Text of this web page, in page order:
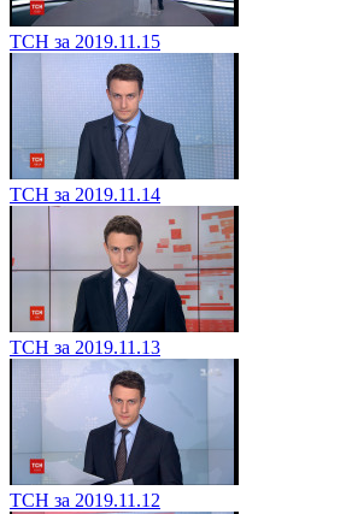
ТСН за 2019.11.15
ТСН за 2019.11.14
ТСН за 2019.11.13
ТСН за 2019.11.12